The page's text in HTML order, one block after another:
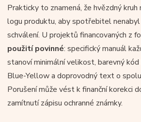
Prakticky to znamená, že hvězdný
logu produktu, aby spotřebitel nenabyl
schválení. U projektů financovaných z
použití povinné: specifický manuál
stanoví minimální velikost, barevný
Blue-Yellow a doprovodný text o
Porušení může vést k finanční korekci
zamítnutí zápisu ochranné známky.